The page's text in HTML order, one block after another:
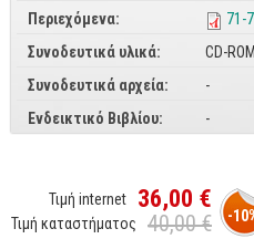
AutoCAD
Πολυμέσα
Web Design
Περιεχόμενα:
71-
Συνοδευτικά υλικά:
CD-ROM
Συνοδευτικά αρχεία:
-
Ενδεικτικό Βιβλίου:
-
-
Τιμή internet 36,00 €
Τιμή καταστήματος 40,00 €